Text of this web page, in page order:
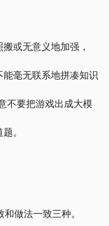
或无意义地加强，
毫无联系地拼凑知识
不要把游戏出成大模
。
做法一致三种。